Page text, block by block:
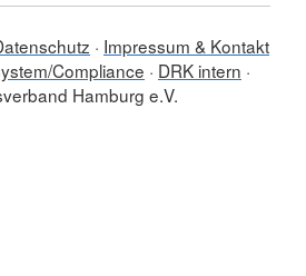
Impressum & Kontakt
Compliance
DRK intern
Hamburg e.V.